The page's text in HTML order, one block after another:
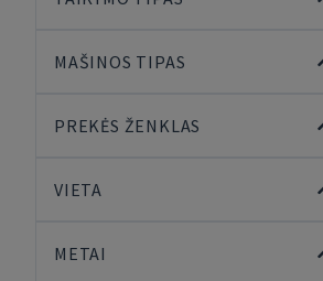
MAŠINOS TIPAS
PREKĖS ŽENKLAS
VIETA
METAI